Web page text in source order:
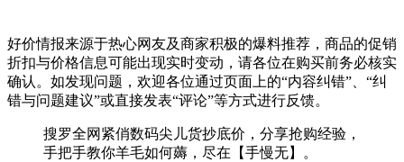
好价情报来源于热心网友及商家积极的爆料推荐，商品的促销
折扣与价格信息可能出现实时变动，请各位在购买前务必核实
确认。如发现问题，欢迎各位通过页面上的“内容纠错”、“纠
错与问题建议”或直接发表“评论”等方式进行反馈。
搜罗全网紧俏数码尖儿货抄底价，分享抢购经验，
手把手教你羊毛如何薅，尽在【手慢无】。